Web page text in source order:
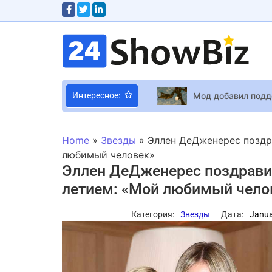
Интересное:
Мод добавил
Blizzard провела
Гиена в Baldur’s
Total War:
Обираємо
Победительница
Ольга Фреймут
Home » Звезды » Эллен ДеДженерес
любимый человек»
Эллен ДеДженерес
летием: «Мой любимый
Категория: Звезды Дата: